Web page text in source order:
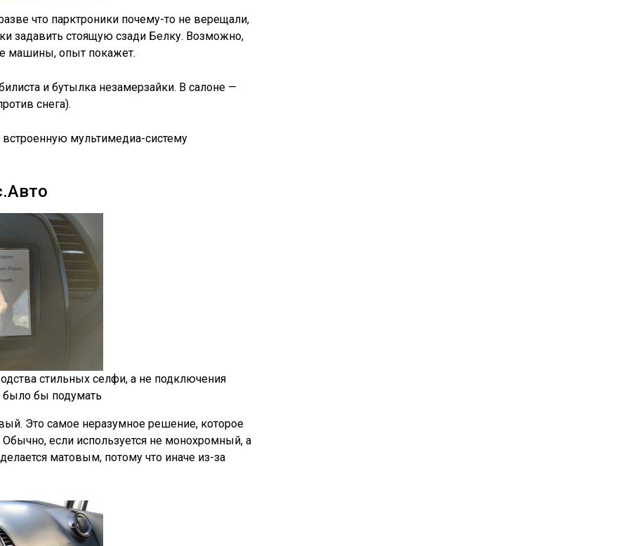
что парктроники почему-то не верещали,
задавить стоящую сзади Белку. Возможно,
машины, опыт покажет.
и бутылка незамерзайки. В салоне —
снега).
мультимедиа-систему
стильных селфи, а не подключения
было бы подумать
Это самое неразумное решение, которое
если используется не монохромный, а
матовым, потому что иначе из-за